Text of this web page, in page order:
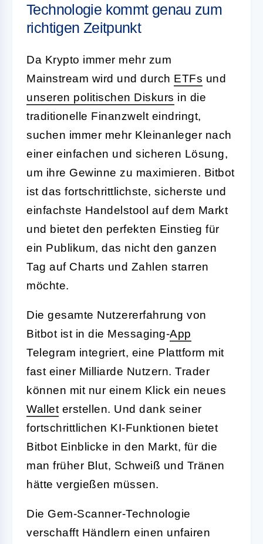
Technologie kommt genau zum
richtigen Zeitpunkt
Da Krypto immer mehr zum
Mainstream wird und durch ETFs und
unseren politischen Diskurs in die
traditionelle Finanzwelt eindringt,
suchen immer mehr Kleinanleger nach
einer einfachen und sicheren Lösung,
um ihre Gewinne zu maximieren. Bitbot
ist das fortschrittlichste, sicherste und
einfachste Handelstool auf dem Markt
und bietet den perfekten Einstieg für
ein Publikum, das nicht den ganzen
Tag auf Charts und Zahlen starren
möchte.
Die gesamte Nutzererfahrung von
Bitbot ist in die Messaging-App
Telegram integriert, eine Plattform mit
fast einer Milliarde Nutzern. Trader
können mit nur einem Klick ein neues
Wallet erstellen. Und dank seiner
fortschrittlichen KI-Funktionen bietet
Bitbot Einblicke in den Markt, für die
man früher Blut, Schweiß und Tränen
hätte vergießen müssen.
Die Gem-Scanner-Technologie
verschafft Händlern einen unfairen